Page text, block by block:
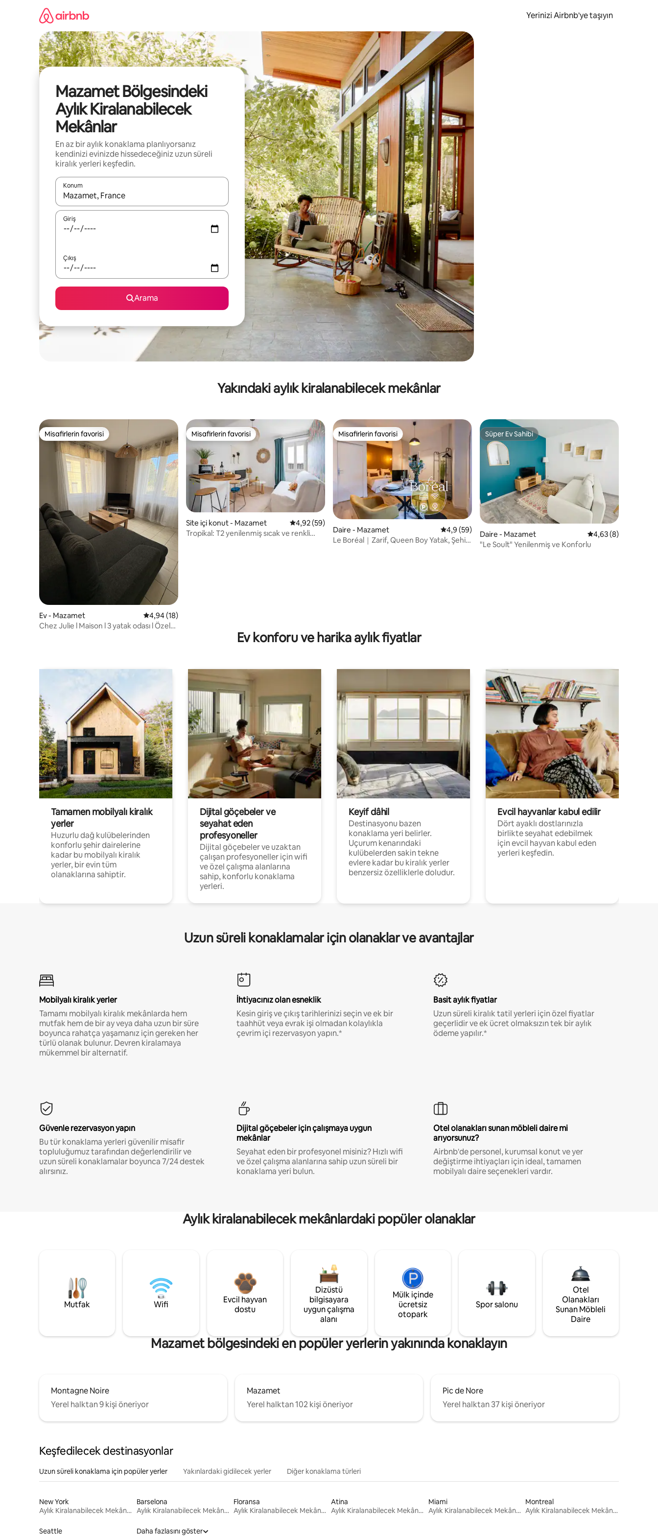
Yerinizi Airbnb'ye taşıyın
Mazamet Bölgesindeki
Aylık Kiralanabilecek
Mekânlar
En az bir aylık konaklama planlıyorsanız
kendinizi evinizde hissedeceğiniz uzun süreli
kiralık yerleri keşfedin.
Konum
Sonuçlar kullanılabilir olduğunda yukarı ve aşağı oklarıyla gezinin veya dokunarak ya da kaydırma hareketleriyle keşfedin.
Giriş
Çıkış
Arama
Yakındaki aylık kiralanabilecek mekânlar
Misafirlerin favorisi
Misafirlerin favorisi
Ev - Mazamet 5 üzerinden ortalama 4,94 puan, 18 değerlendirme
4,94 (18)
Chez Julie l Maison l 3 yatak odası l Özel
Misafirlerin favorisi
Misafirlerin favorisi
Site içi konut - Mazamet 5 üzerinden ortalama 4,92 puan, 59 değerlendirme
4,92 (59)
Tropikal: T2 yenilenmiş sıcak ve renkli
Misafirlerin favorisi
Misafirlerin favorisi
Daire - Mazamet 5 üzerinden ortalama 4,9 puan, 59 değerlendirme
4,9 (59)
Le Boréal｜Zarif, Queen Boy Yatak, Şehir
Süper Ev Sahibi
Süper Ev Sahibi
Daire - Mazamet 5 üzerinden
4,63 (8)
"Le Soult" Yenilenmiş ve Konforlu
Ev konforu ve harika aylık fiyatlar
Tamamen mobilyalı kiralık
yerler
Huzurlu dağ kulübelerinden
konforlu şehir dairelerine
kadar bu mobilyalı kiralık
yerler, bir evin tüm
olanaklarına sahiptir.
Dijital göçebeler ve
seyahat eden
profesyoneller
Dijital göçebeler ve uzaktan
çalışan profesyoneller için wifi
ve özel çalışma alanlarına
sahip, konforlu konaklama
yerleri.
Keyif dâhil
Destinasyonu bazen
konaklama yeri belirler.
Uçurum kenarındaki
kulübelerden sakin tekne
evlere kadar bu kiralık yerler
benzersiz özelliklerle doludur.
Evcil hayvanlar kabul edilir
Dört ayaklı dostlarınızla
birlikte seyahat edebilmek
için evcil hayvan kabul eden
yerleri keşfedin.
Uzun süreli konaklamalar için olanaklar ve avantajlar
Mobilyalı kiralık yerler
Tamamı mobilyalı kiralık mekânlarda hem
mutfak hem de bir ay veya daha uzun bir süre
boyunca rahatça yaşamanız için gereken her
türlü olanak bulunur. Devren kiralamaya
mükemmel bir alternatif.
İhtiyacınız olan esneklik
Kesin giriş ve çıkış tarihlerinizi seçin ve ek bir
taahhüt veya evrak işi olmadan kolaylıkla
çevrim içi rezervasyon yapın.*
Basit aylık fiyatlar
Uzun süreli kiralık tatil yerleri için özel fiyatlar
geçerlidir ve ek ücret olmaksızın tek bir aylık
ödeme yapılır.*
Güvenle rezervasyon yapın
Bu tür konaklama yerleri güvenilir misafir
topluluğumuz tarafından değerlendirilir ve
uzun süreli konaklamalar boyunca 7/24 destek
alırsınız.
Dijital göçebeler için çalışmaya uygun
mekânlar
Seyahat eden bir profesyonel misiniz? Hızlı wifi
ve özel çalışma alanlarına sahip uzun süreli bir
konaklama yeri bulun.
Otel olanakları sunan möbleli daire mi
arıyorsunuz?
Airbnb'de personel, kurumsal konut ve yer
değiştirme ihtiyaçları için ideal, tamamen
mobilyalı daire seçenekleri vardır.
Aylık kiralanabilecek mekânlardaki popüler olanaklar
Mutfak Wifi
Evcil hayvan
dostu
Dizüstü
bilgisayara
uygun çalışma
alanı
Mülk içinde
ücretsiz
otopark
Spor salonu
Otel
Olanakları
Sunan Möbleli
Daire
Mazamet bölgesindeki en popüler yerlerin yakınında konaklayın
Montagne Noire
Yerel halktan 9 kişi öneriyor
Mazamet
Yerel halktan 102 kişi öneriyor
Pic de Nore
Yerel halktan 37 kişi öneriyor
Keşfedilecek destinasyonlar
Uzun süreli konaklama için popüler yerler Yakınlardaki gidilecek yerler Diğer konaklama türleri
New York
Aylık Kiralanabilecek Mekânlar
Barselona
Aylık Kiralanabilecek Mekânlar
Floransa
Aylık Kiralanabilecek Mekânlar
Atina
Aylık Kiralanabilecek Mekânlar
Miami
Aylık Kiralanabilecek Mekânlar
Montreal
Aylık Kiralanabilecek Mekânlar
Seattle
Daha fazlasını göster